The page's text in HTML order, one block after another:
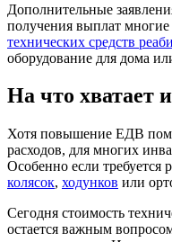
Дополнительные
получения выплат многие
технических средств
оборудование для дома
На что хватает
Хотя повышение ЕДВ
расходов, для многих
Особенно если требуется
колясок, ходунков или
Сегодня стоимость
остается важным